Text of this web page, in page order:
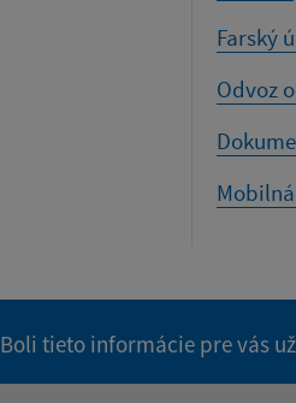
Farský
Odvoz
Boli tieto informácie pre vás